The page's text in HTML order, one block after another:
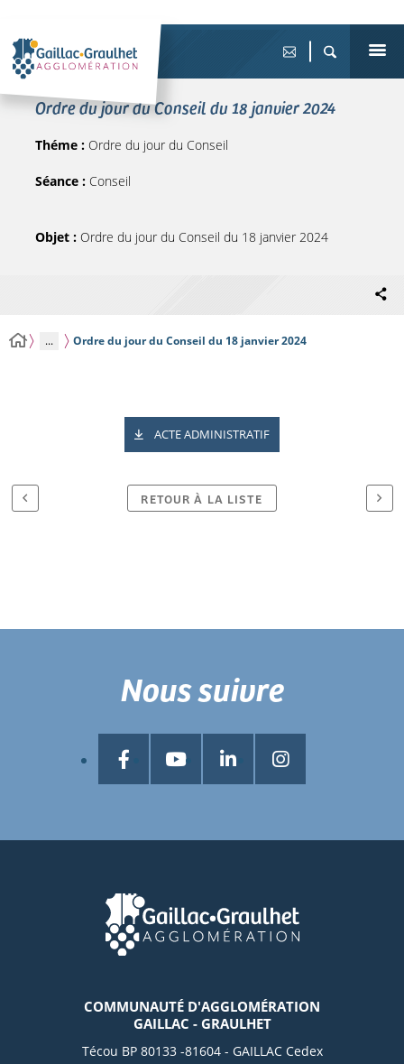
Ordre du jour du Conseil du 18 janvier 2024
Théme : Ordre du jour du Conseil
Séance : Conseil
Objet : Ordre du jour du Conseil du 18 janvier 2024
... Ordre du jour du Conseil du 18 janvier 2024
ACTE ADMINISTRATIF
RETOUR À LA LISTE
COMMUNAUTÉ D'AGGLOMÉRATION
GAILLAC - GRAULHET
Técou BP 80133 -81604 - GAILLAC Cedex
Nous suivre